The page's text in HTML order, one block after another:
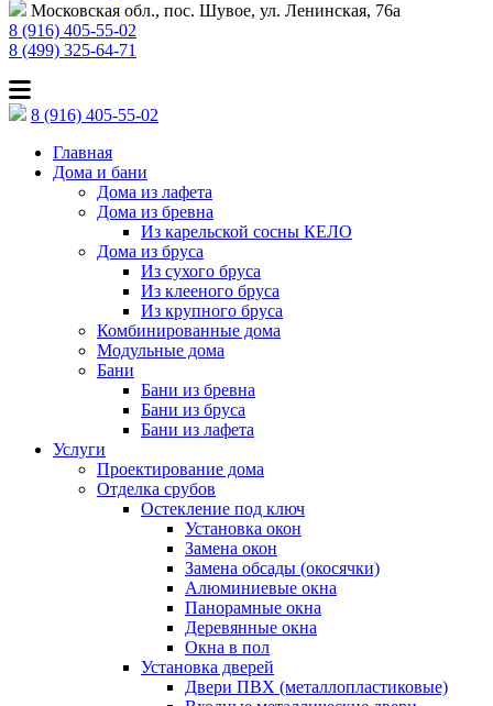
Московская обл., пос. Шувое, ул. Ленинская, 76а
8 (916) 405-55-02
8 (499) 325-64-71
8 (916) 405-55-02
Главная
Дома и бани
Дома из лафета
Дома из бревна
Из карельской сосны КЕЛО
Дома из бруса
Из сухого бруса
Из клееного бруса
Из крупного бруса
Комбинированные дома
Модульные дома
Бани
Бани из бревна
Бани из бруса
Бани из лафета
Услуги
Проектирование дома
Отделка срубов
Остекление под ключ
Установка окон
Замена окон
Замена обсады (окосячки)
Алюминиевые окна
Панорамные окна
Деревянные окна
Окна в пол
Установка дверей
Двери ПВХ (металлопластиковые)